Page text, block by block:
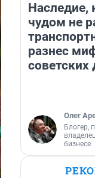
Наследие,
чудом не
разнес
советских
Олег
Блогер,
бизнесе